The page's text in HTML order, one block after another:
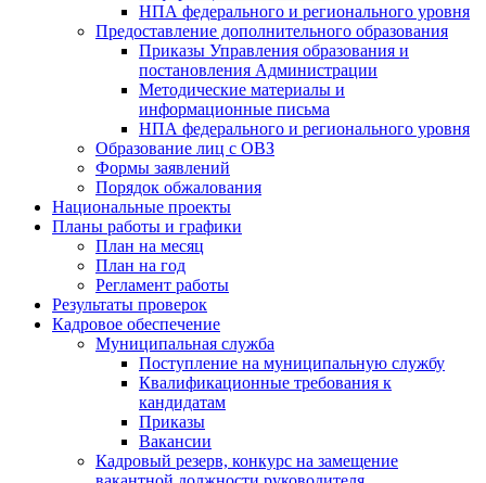
НПА федерального и регионального уровня
Предоставление дополнительного образования
Приказы Управления образования и
постановления Администрации
Методические материалы и
информационные письма
НПА федерального и регионального уровня
Образование лиц с ОВЗ
Формы заявлений
Порядок обжалования
Национальные проекты
Планы работы и графики
План на месяц
План на год
Регламент работы
Результаты проверок
Кадровое обеспечение
Муниципальная служба
Поступление на муниципальную службу
Квалификационные требования к
кандидатам
Приказы
Вакансии
Кадровый резерв, конкурс на замещение